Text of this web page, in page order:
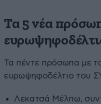
Τα 5 νέα
Τα πέντε πρόσωπα με
ευρωψηφοδέλτιο του
Λεκατσά Μέλπω,